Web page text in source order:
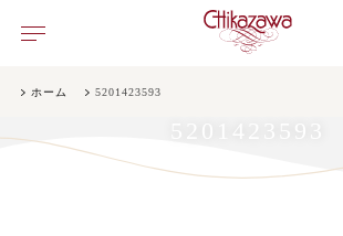
ホーム 5201423593
5201423593